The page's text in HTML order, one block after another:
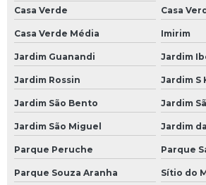
Mecânico a Domicílio na Avenida do Estado
Mecânico a Domicílio na Paulista
Mecânico a Domicílio na Zona Leste
Mecânico a Domicílio na Zona Norte
Mecânico a Domicílio na Zona Oeste
Mecânico a Domicílio na Zona Sul
Mecânico a Domicílio no Morumbi
Mecânico a Domicílio SP
Casa Verde
Casa
Casa Verde Média Imirim
Jardim Guanandi Jardim
Jardim Rossin Jardim S
Jardim São Bento Jardim
Jardim São Miguel Jardim
Parque Peruche Parque
Parque Souza Aranha Sítio do